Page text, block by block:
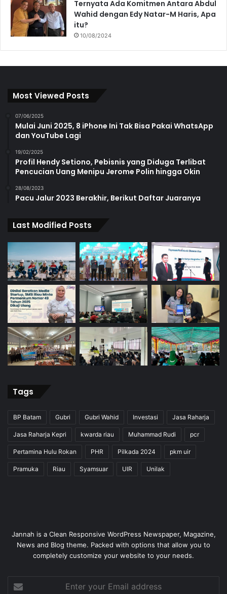
Ternyata Ada Komitmen Antara Abdul
Wahid dengan Edy Natar-M Haris, Apa
itu?
10/08/2024
Most Viewed Posts
07/06/2025
Mulai Juni 2025, 8 iPhone Ini Tak Bisa Pakai WhatsApp
dan YouTube Lagi
19/02/2025
Profil Hendy Setiono, Pebisnis yang Diduga Terlibat
Pencucian Uang Menipu Jerome Polin hingga Okin
28/08/2023
Pacu Jalur 2023 Berakhir, Berikut Daftar Juaranya
Last Modified Posts
Tags
BP Batam Gubri Gubri Wahid Investasi Jasa Raharja
Jasa Raharja Kepri kwarda riau Muhammad Rudi pcr
Pertamina Hulu Rokan PHR Pilkada 2024 pkm uir
Pramuka Riau Syamsuar UIR Unilak
Jannah is a Clean Responsive WordPress Newspaper, Magazine,
News and Blog theme. Packed with options that allow you to
completely customize your website to your needs.
your